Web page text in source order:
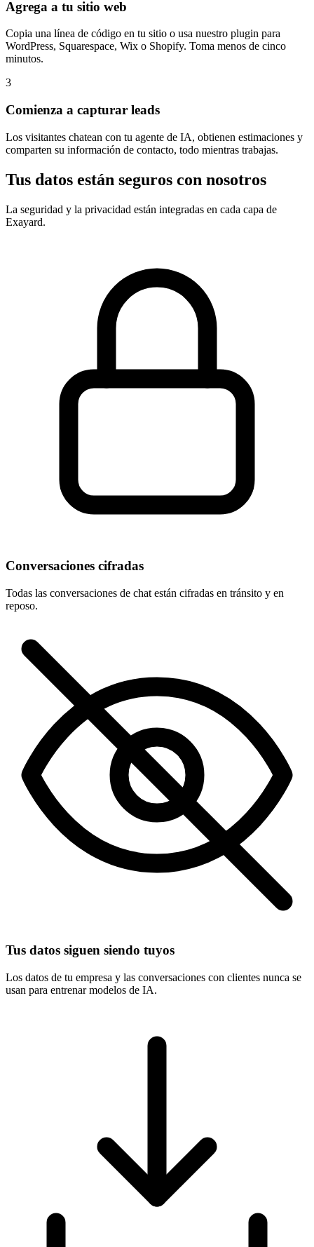
Agrega a tu sitio web
Copia una línea de código en tu sitio o usa nuestro plugin para
WordPress, Squarespace, Wix o Shopify. Toma menos de cinco
minutos.
3
Comienza a capturar leads
Los visitantes chatean con tu agente de IA, obtienen estimaciones y
comparten su información de contacto, todo mientras trabajas.
Tus datos están seguros con nosotros
La seguridad y la privacidad están integradas en cada capa de
Exayard.
Conversaciones cifradas
Todas las conversaciones de chat están cifradas en tránsito y en
reposo.
Tus datos siguen siendo tuyos
Los datos de tu empresa y las conversaciones con clientes nunca se
usan para entrenar modelos de IA.